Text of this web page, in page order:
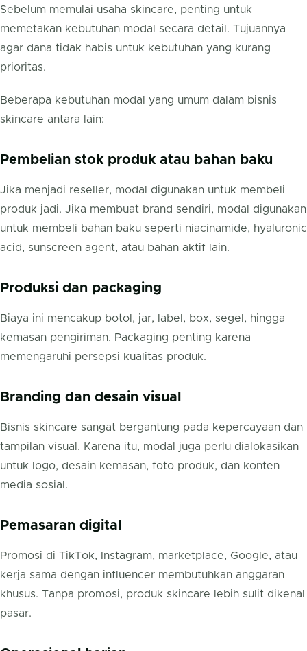
Sebelum memulai usaha skincare, penting untuk
memetakan kebutuhan modal secara detail. Tujuannya
agar dana tidak habis untuk kebutuhan yang kurang
prioritas.
Beberapa kebutuhan modal yang umum dalam bisnis
skincare antara lain:
Pembelian stok produk atau bahan baku
Jika menjadi reseller, modal digunakan untuk membeli
produk jadi. Jika membuat brand sendiri, modal digunakan
untuk membeli bahan baku seperti niacinamide, hyaluronic
acid, sunscreen agent, atau bahan aktif lain.
Produksi dan packaging
Biaya ini mencakup botol, jar, label, box, segel, hingga
kemasan pengiriman. Packaging penting karena
memengaruhi persepsi kualitas produk.
Branding dan desain visual
Bisnis skincare sangat bergantung pada kepercayaan dan
tampilan visual. Karena itu, modal juga perlu dialokasikan
untuk logo, desain kemasan, foto produk, dan konten
media sosial.
Pemasaran digital
Promosi di TikTok, Instagram, marketplace, Google, atau
kerja sama dengan influencer membutuhkan anggaran
khusus. Tanpa promosi, produk skincare lebih sulit dikenal
pasar.